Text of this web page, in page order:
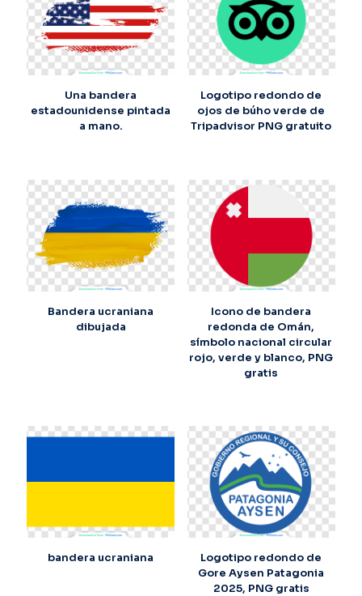
Una bandera
estadounidense pintada
a mano.
Logotipo redondo de
ojos de búho verde de
Tripadvisor PNG gratuito
Bandera ucraniana
dibujada
Icono de bandera
redonda de Omán,
símbolo nacional circular
rojo, verde y blanco, PNG
gratis
bandera ucraniana
Logotipo redondo de
Gore Aysen Patagonia
2025, PNG gratis